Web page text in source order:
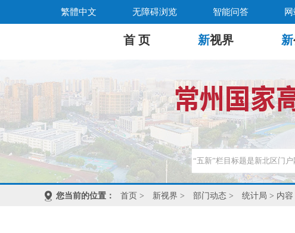
繁體中文 无障碍浏览 智能问答
首 页 新视界 新
您当前的位置： 首页 > 新视界 > 部门动态 > 统计局 > 内容